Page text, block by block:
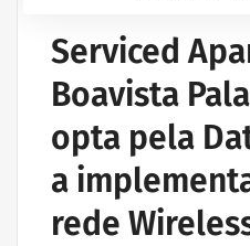
Serviced
Boavista
opta pela
a
rede